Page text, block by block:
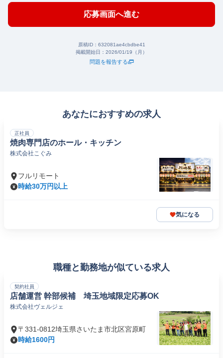
応募画面へ進む
原稿ID： 632081ae4cbdbe41
掲載開始日： 2026/01/19（月）
問題を報告する
あなたにおすすめの求人
正社員
焼肉専門店のホール・キッチン
株式会社こぐみ
フルリモート
時給30万円以上
気になる
職種と勤務地が似ている求人
契約社員
店舗運営 幹部候補 埼玉地域限定応募OK
株式会社ヴェルジェ
〒331-0812埼玉県さいたま市北区宮原町
時給1600円